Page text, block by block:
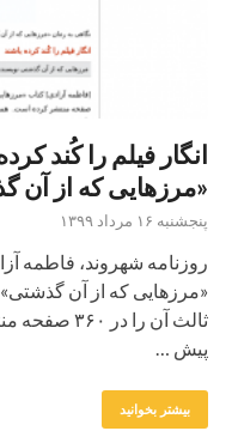
انگار فیلم را کُند
«مرزهایی که از آن
پنجشنبه ۱۶ مرداد ۱۳۹۹
روزنامه شهروند، فاطمه
«مرزهایی که از آن
ثالث آن را
پیش …
بیشتر بخوانید